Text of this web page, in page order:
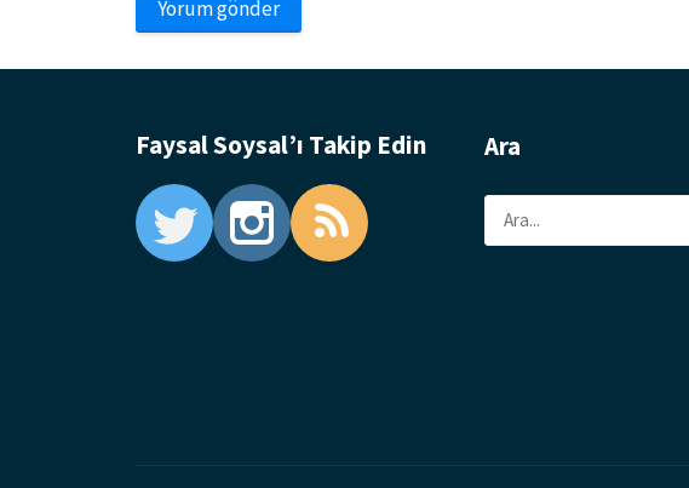
Faysal Soysal’ı Takip Edin Ara
Ara